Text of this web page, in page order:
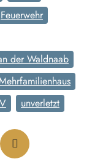
Feuerwehr
der Waldnaab
unverletzt